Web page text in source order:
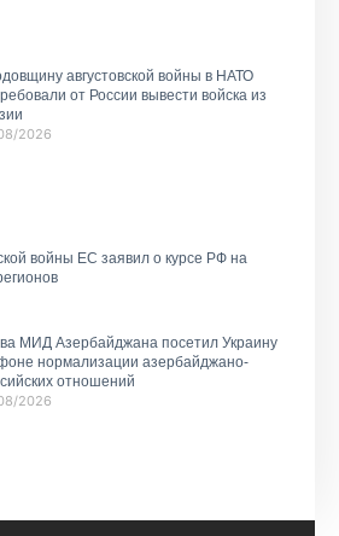
августовской войны в НАТО
от России вывести войска из
2026
войны ЕС заявил о курсе РФ на
МИД Азербайджана посетил Украину
нормализации азербайджано-
отношений
2026